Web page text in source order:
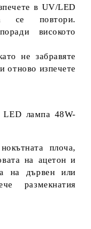
в UV/LED
се повтори.
високото
не забравяте
отново изпечете
LED лампа 48W-
плоча,
на ацетон и
на дървен или
размекнатия